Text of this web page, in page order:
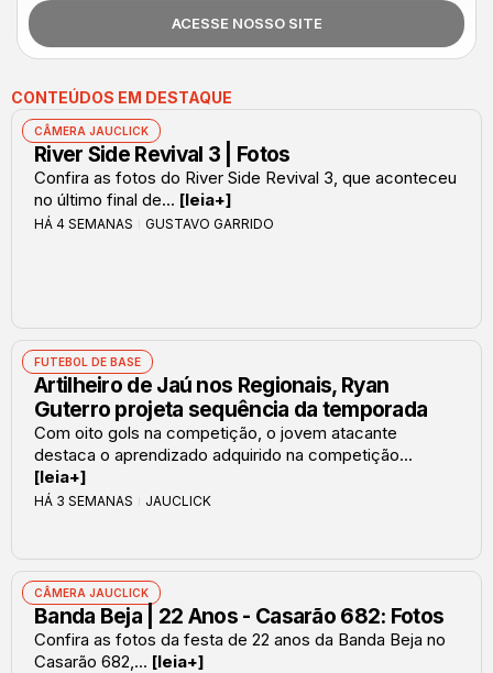
ACESSE NOSSO SITE
CONTEÚDOS EM DESTAQUE
CÂMERA JAUCLICK
River Side Revival 3 | Fotos
Confira as fotos do River Side Revival 3, que aconteceu
no último final de... [leia+]
HÁ 4 SEMANAS GUSTAVO GARRIDO
FUTEBOL DE BASE
Artilheiro de Jaú nos Regionais, Ryan
Guterro projeta sequência da temporada
Com oito gols na competição, o jovem atacante
destaca o aprendizado adquirido na competição...
[leia+]
HÁ 3 SEMANAS JAUCLICK
CÂMERA JAUCLICK
Banda Beja | 22 Anos - Casarão 682: Fotos
Confira as fotos da festa de 22 anos da Banda Beja no
Casarão 682,... [leia+]